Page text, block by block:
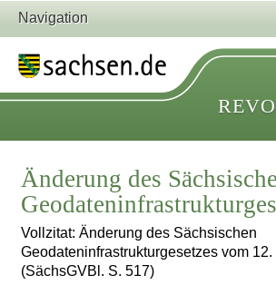
Navigation
Änderung des
Vollzitat: Änderung des Sächsischen
Geodateninfrastrukturgesetzes vom
(SächsGVBl. S. 517)